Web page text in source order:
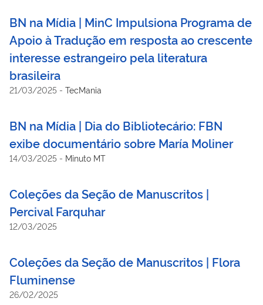
BN na Mídia | MinC Impulsiona Programa de
Apoio à Tradução em resposta ao crescente
interesse estrangeiro pela literatura
brasileira
21/03/2025 - TecMania
BN na Mídia | Dia do Bibliotecário: FBN
exibe documentário sobre María Moliner
14/03/2025 - Minuto MT
Coleções da Seção de Manuscritos |
Percival Farquhar
12/03/2025
Coleções da Seção de Manuscritos | Flora
Fluminense
26/02/2025